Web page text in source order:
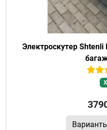
Электроскутер